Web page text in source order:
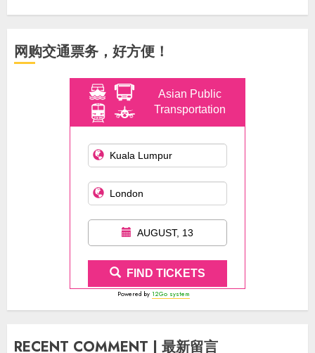
网购交通票务，好方便！
Asian Public
Transportation
AUGUST, 13
FIND TICKETS
Powered by 12Go system
RECENT COMMENT | 最新留言